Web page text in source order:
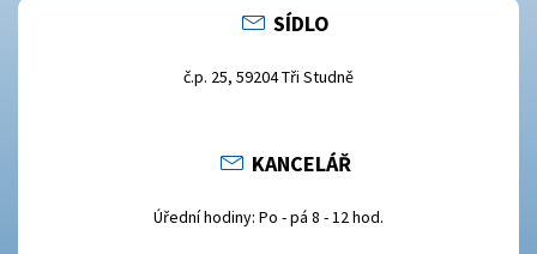
SÍDLO
č.p. 25, 59204 Tři Studně
KANCELÁŘ
Úřední hodiny: Po - pá 8 - 12 hod.